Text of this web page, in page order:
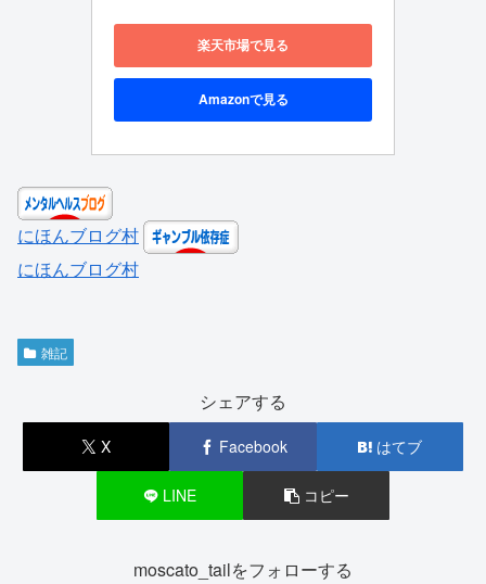
楽天市場で見る
Amazonで見る
にほんブログ村
にほんブログ村
雑記
シェアする
X Facebook はてブ
LINE コピー
moscato_tailをフォローする